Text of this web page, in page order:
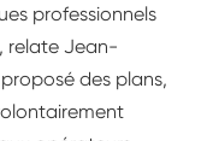
professionnels
relate Jean-
des plans,